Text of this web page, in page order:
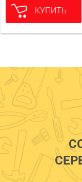
КУПИТЬ